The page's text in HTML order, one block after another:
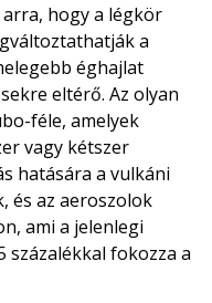
hogy a légkör
a
éghajlat
eltérő. Az olyan
féle, amelyek
vagy kétszer
hatására a vulkáni
és az aeroszolok
ami a jelenlegi
fokozza a